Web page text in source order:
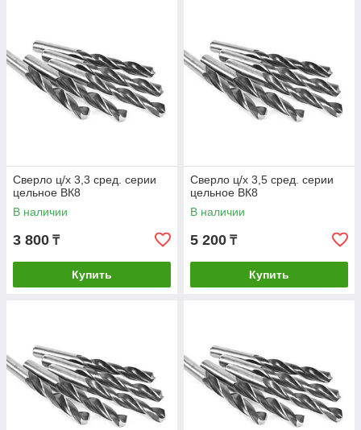
Сверло ц/х 3,3 сред. серии
цельное ВК8
В наличии
3 800 ₸
Купить
Сверло ц/х 3,5 сред. серии
цельное ВК8
В наличии
5 200 ₸
Купить